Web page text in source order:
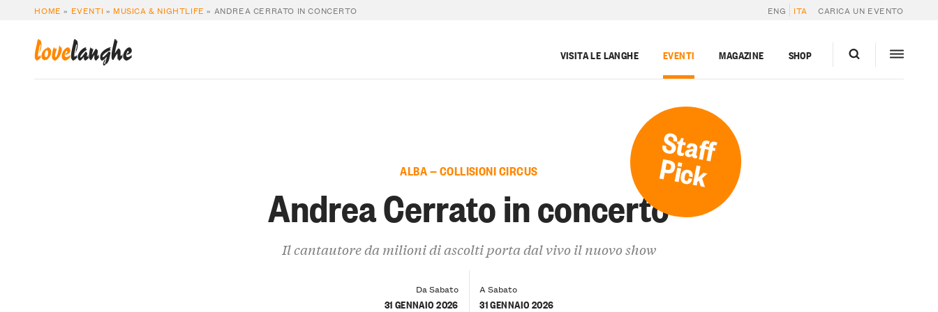
HOME » EVENTI » MUSICA & NIGHTLIFE » ANDREA CERRATO IN CONCERTO ENG ITA CARICA UN EVENTO
lovelanghe VISITA LE LANGHE EVENTI MAGAZINE SHOP
Staff
Pick
ALBA — COLLISIONI CIRCUS
Andrea Cerrato in concerto
Il cantautore da milioni di ascolti porta dal vivo il nuovo show
Da Sabato
31 GENNAIO 2026
A Sabato
31 GENNAIO 2026